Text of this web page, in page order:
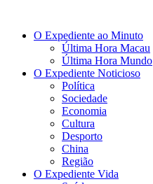
O Expediente ao Minuto
Última Hora Macau
Última Hora Mundo
O Expediente Noticioso
Política
Sociedade
Economia
Cultura
Desporto
China
Região
O Expediente Vida